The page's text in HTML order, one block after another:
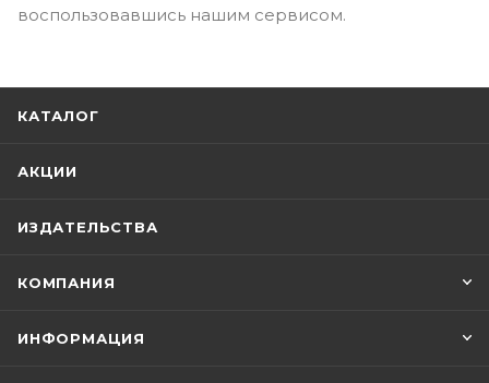
воспользовавшись нашим сервисом.
КАТАЛОГ
АКЦИИ
ИЗДАТЕЛЬСТВА
КОМПАНИЯ
ИНФОРМАЦИЯ